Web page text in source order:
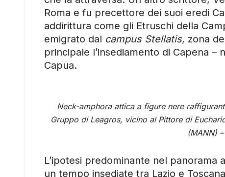
Roma e fu precettore dei suoi eredi
addirittura come gli Etruschi della
emigrato dal campus Stellatis, zona
principale l’insediamento di Capena
Capua.
Neck-amphora attica a figure nere
Gruppo di Leagros, vicino al Pittore di
(MANN)
L’ipotesi predominante nel
un tempo insediate tra Lazio e